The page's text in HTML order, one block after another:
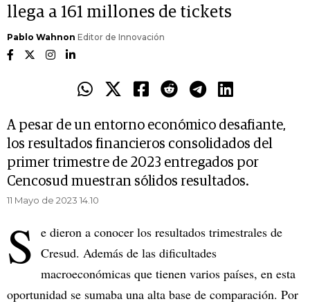
llega a 161 millones de tickets
Pablo Wahnon Editor de Innovación
A pesar de un entorno económico desafiante,
los resultados financieros consolidados del
primer trimestre de 2023 entregados por
Cencosud muestran sólidos resultados.
11 Mayo de 2023 14.10
S e dieron a conocer los resultados trimestrales de
Cresud. Además de las dificultades
macroeconómicas que tienen varios países, en esta
oportunidad se sumaba una alta base de comparación. Por